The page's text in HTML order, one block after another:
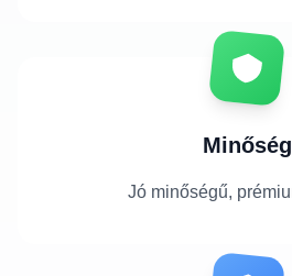
Minőség
Jó minőségű,